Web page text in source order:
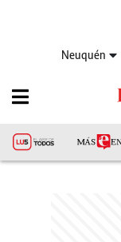
Neuquén